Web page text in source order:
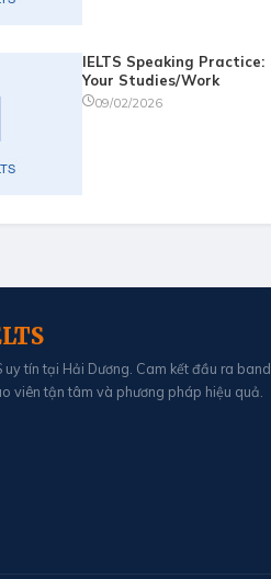
IELTS Speaking Practice:
Your Studies/Work
09/02/2026
uy tín tại Hải Dương. Cam kết đầu ra band
viên tận tâm và phương pháp hiệu quả.